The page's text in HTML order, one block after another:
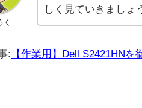
く
しく見ていきましょ
: 【作業用】Dell S2421HN